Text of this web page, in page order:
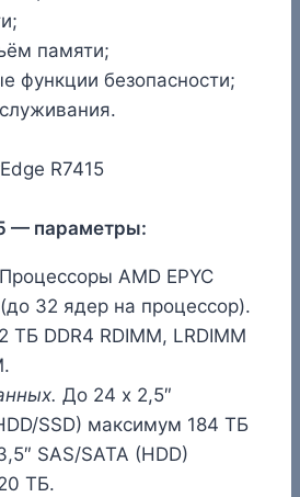
памяти;
функции безопасности;
— параметры:
Процессоры AMD EPYC
32 ядер на процессор).
ТБ DDR4 RDIMM, LRDIMM
До 24 x 2,5″
SSD) максимум 184 ТБ
SAS/SATA (HDD)
ТБ.